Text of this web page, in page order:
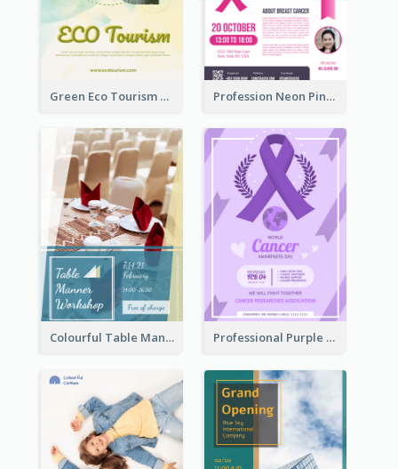
Green Eco Tourism Flyer With Photos Of Forest Profession Neon Pink Flyer Ribbon Design Template
Colourful Table Manner Course Flyer With Details Professional Purple Ribbon And Globe Flyer Design Idea